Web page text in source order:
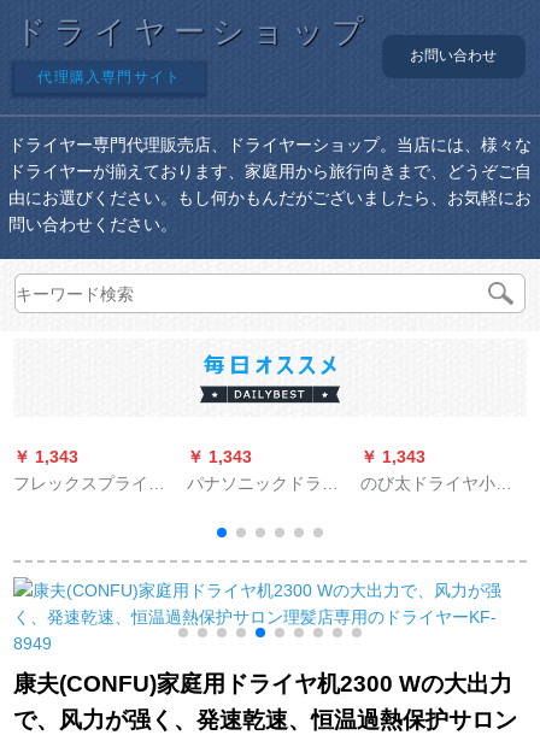
ドライヤーショップ
代理購入専門サイト
お問い合わせ
ドライヤー専門代理販売店、ドライヤーショップ。当店には、様々な
ドライヤーが揃えております、家庭用から旅行向きまで、どうぞご自
由にお選びください。もし何かもんだがございましたら、お気軽にお
問い合わせください。
￥ 1,343
フレックスプライン
護冷熱風ドライヤマ
イニ折りたみSPA柔
保護秀髪SPA柔保護
科学技術BHC 113/05
￥ 1,343
パナソニックドライ
ライヤナノマイナー
アイオンライヤ、家
庭用ドライヤのプチ
プチウォームであ
る。
￥ 1,343
のび太ドライヤ小出
风折りのミナミF-
3040グリン
康夫(CONFU)家庭用ドライヤ机2300 Wの大出力
で、风力が强く、発速乾速、恒温過熱保护サロン